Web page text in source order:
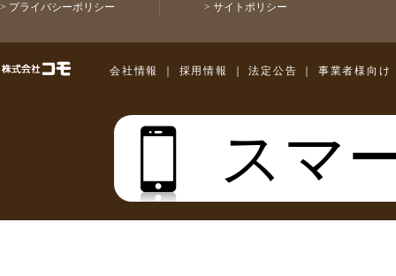
> プライバシーポリシー > サイトポリシー
株式会社コモ
会社情報 採用情報 ｜法定公告 事業者様向け
スマ